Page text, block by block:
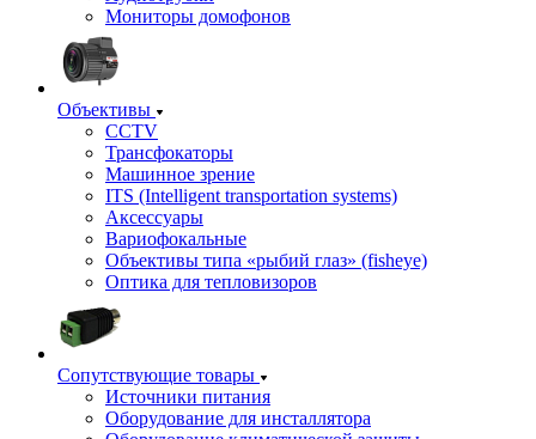
Мониторы домофонов
Объективы
CCTV
Трансфокаторы
Машинное зрение
ITS (Intelligent transportation systems)
Аксессуары
Вариофокальные
Объективы типа «рыбий глаз» (fisheye)
Оптика для тепловизоров
Сопутствующие товары
Источники питания
Оборудование для инсталлятора